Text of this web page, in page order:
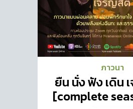
ภาวนา
ยืน นั่ง ฟัง เดิน
[complete